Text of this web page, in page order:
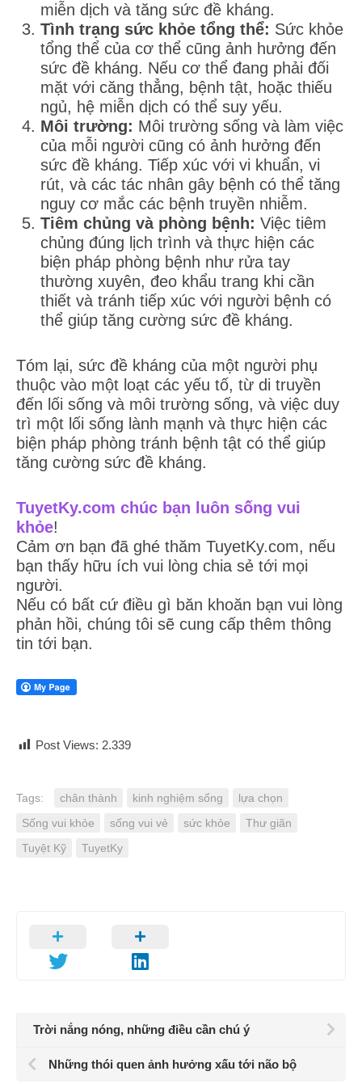
miễn dịch và tăng sức đề kháng.
Tình trạng sức khỏe tổng thể: Sức khỏe
tổng thể của cơ thể cũng ảnh hưởng đến
sức đề kháng. Nếu cơ thể đang phải đối
mặt với căng thẳng, bệnh tật, hoặc thiếu
ngủ, hệ miễn dịch có thể suy yếu.
Môi trường: Môi trường sống và làm việc
của mỗi người cũng có ảnh hưởng đến
sức đề kháng. Tiếp xúc với vi khuẩn, vi
rút, và các tác nhân gây bệnh có thể tăng
nguy cơ mắc các bệnh truyền nhiễm.
Tiêm chủng và phòng bệnh: Việc tiêm
chủng đúng lịch trình và thực hiện các
biện pháp phòng bệnh như rửa tay
thường xuyên, đeo khẩu trang khi cần
thiết và tránh tiếp xúc với người bệnh có
thể giúp tăng cường sức đề kháng.
Tóm lại, sức đề kháng của một người phụ
thuộc vào một loạt các yếu tố, từ di truyền
đến lối sống và môi trường sống, và việc duy
trì một lối sống lành mạnh và thực hiện các
biện pháp phòng tránh bệnh tật có thể giúp
tăng cường sức đề kháng.
TuyetKy.com chúc bạn luôn sống vui
khỏe!
Cảm ơn bạn đã ghé thăm TuyetKy.com, nếu
bạn thấy hữu ích vui lòng chia sẻ tới mọi
người.
Nếu có bất cứ điều gì băn khoăn bạn vui lòng
phản hồi, chúng tôi sẽ cung cấp thêm thông
tin tới bạn.
Post Views: 2.339
Tags: chân thành kinh nghiệm sống
lựa chọn
Sống vui khỏe
sống vui vẻ sức khỏe
Thư giãn
Tuyệt Kỹ
TuyetKy
Trời nắng nóng, những điều cần chú ý
Những thói quen ảnh hưởng xấu tới não bộ